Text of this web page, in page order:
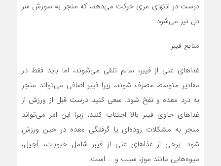
درست در انتهای مری حرکت می‌دهد، که منجر به سوزش سر
دل نیز می‌شود.
منابع فیبر
غذا‌های غنی از فیبر، سالم تلقی می‌شوند، اما باید فقط در
مقادیر متوسط ​​مصرف شوند، زیرا فیبر اضافی می‌تواند منجر
به درد معده و نفخ شود. سعی کنید درست قبل از ورزش از
غذا‌های حاوی فیبر بالا اجتناب کنید، زیرا این امر می‌تواند
منجر به مشکلات روده‌ای یا گرفتگی معده در حین ورزش
شود. برخی از غذا‌های غنی از فیبر شامل حبوبات، آجیل،
میوه‌هایی مانند موز، سیب و … است.